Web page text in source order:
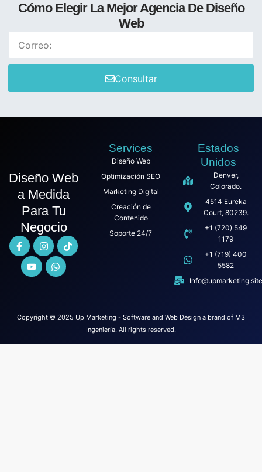
Cómo Elegir La Mejor Agencia De Diseño
Web
Consultar
Diseño Web
a Medida
Para Tu
Negocio
Services
Diseño Web
Optimización SEO
Marketing Digital
Creación de
Contenido
Soporte 24/7
Estados
Unidos
Denver,
Colorado.
4514 Eureka
Court, 80239.
+1 (720) 549
1179
+1 (719) 400
5582
Info@upmarketing.site
Copyright © 2025 Up Marketing - Software and Web Design a brand of M3
Ingeniería. All rights reserved.